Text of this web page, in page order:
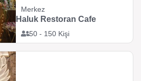
Merkez
50 - 150 Kişi
Haluk Restoran Cafe